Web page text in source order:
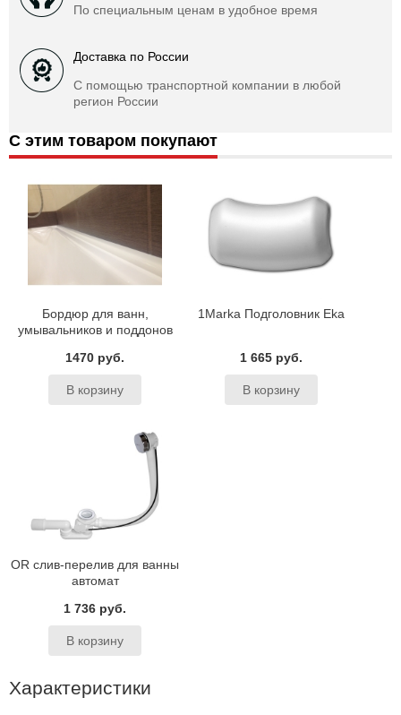
По специальным ценам в удобное время
Доставка по России
С помощью транспортной компании в любой
регион России
С этим товаром покупают
Бордюр для ванн,
умывальников и поддонов
1470 руб.
1Marka Подголовник Eka
1 665 руб.
OR слив-перелив для ванны
автомат
1 736 руб.
Характеристики